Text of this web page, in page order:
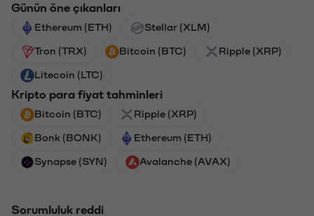
Günün öne çıkanları
Ethereum (ETH) Stellar (XLM)
Tron (TRX) Bitcoin (BTC) Ripple (XRP)
Litecoin (LTC)
Kripto para fiyat tahminleri
Bitcoin (BTC) Ripple (XRP)
Bonk (BONK) Ethereum (ETH)
Synapse (SYN) Avalanche (AVAX)
Sorumluluk reddi